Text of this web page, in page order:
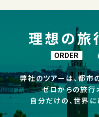
理想の旅
ORDER
弊社のツアーは、都市
ゼロからの旅行
自分だけの、世界に